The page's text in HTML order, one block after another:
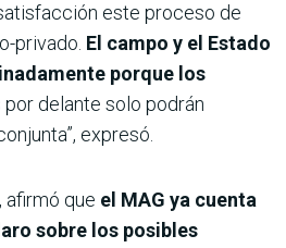
este proceso de
privado. El campo y el Estado
porque los
delante solo podrán
expresó.
afirmó que el MAG ya cuenta
sobre los posibles